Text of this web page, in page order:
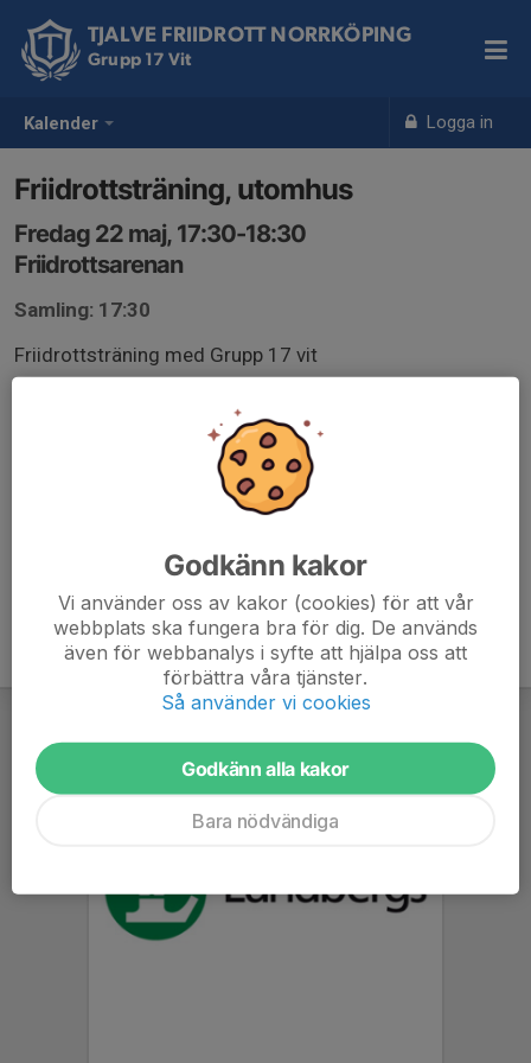
Kalender Logga in
TJALVE FRIIDROTT NORRKÖPING
Grupp 17 Vit
Friidrottsträning, utomhus
Fredag 22 maj, 17:30-18:30
Friidrottsarenan
Samling: 17:30
Friidrottsträning med Grupp 17 vit
Godkänn kakor
Vi använder oss av kakor (cookies) för att vår
webbplats ska fungera bra för dig. De används
även för webbanalys i syfte att hjälpa oss att
förbättra våra tjänster.
Så använder vi cookies
Godkänn alla kakor
Bara nödvändiga